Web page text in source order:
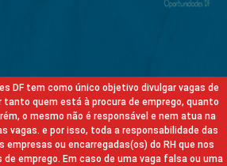
DF tem como único objetivo divulgar vagas de
tanto quem está à procura de emprego, quanto
o mesmo não é responsável e nem atua na
vagas. e por isso, toda a responsabilidade das
empresas ou encarregadas(os) do RH que nos
emprego. Em caso de uma vaga falsa ou uma